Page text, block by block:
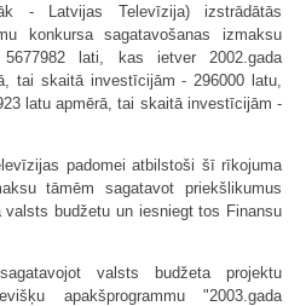
- Latvijas Televīzija) izstrādātās
konkursa sagatavošanas izmaksu
lati, kas ietver 2002.gada
tai skaitā investīcijām - 296000 latu,
latu apmērā, tai skaitā investīcijām -
padomei atbilstoši šī rīkojuma
tāmēm sagatavot priekšlikumus
valsts budžetu un iesniegt tos Finansu
valsts budžeta projektu
apakšprogrammu "2003.gada